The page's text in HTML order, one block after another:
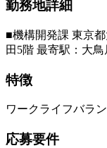
勤務地詳細
■機構開発課 東京
田5階 最寄駅：大
特徴
ワークライフバラ
応募要件